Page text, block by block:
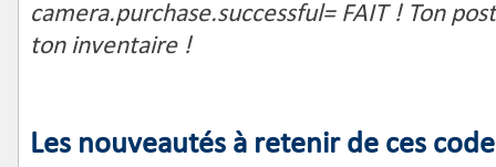
camera.purchase.successful= FAIT ! Ton
ton inventaire !
Les nouveautés à retenir de ces